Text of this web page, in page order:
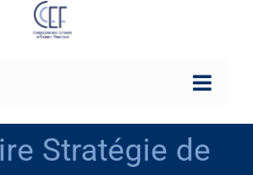
Stratégie de